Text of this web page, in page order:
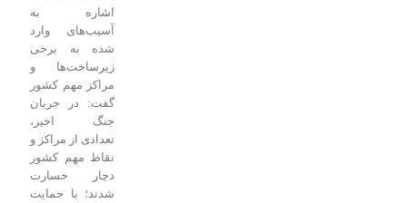
اشاره به
آسیب‌های وارد
شده به برخی
زیرساخت‌ها و
مراکز مهم کشور
گفت: در جریان
جنگ اخیر،
تعدادی از مراکز و
نقاط مهم کشور
دچار خسارت
شدند؛ با حمایت